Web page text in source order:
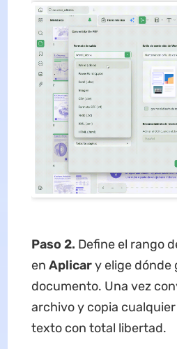
Paso 2. Define el rango
en Aplicary elige dónde
documento. Una vez
archivo y copia
texto con total libertad.